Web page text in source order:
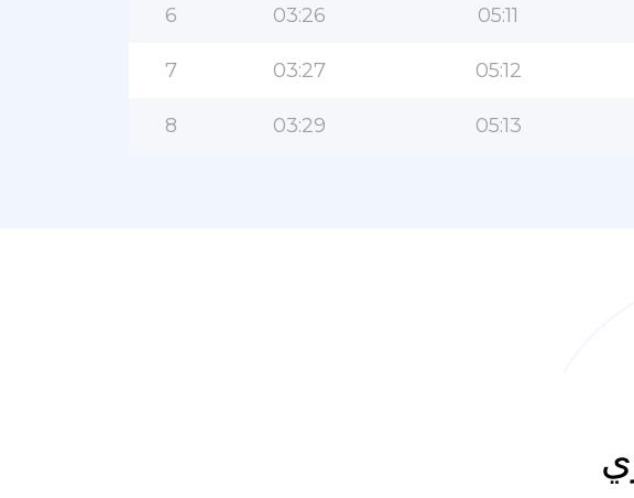
6 03:26 05:11
7 03:27 05:12
8 03:29 05:13